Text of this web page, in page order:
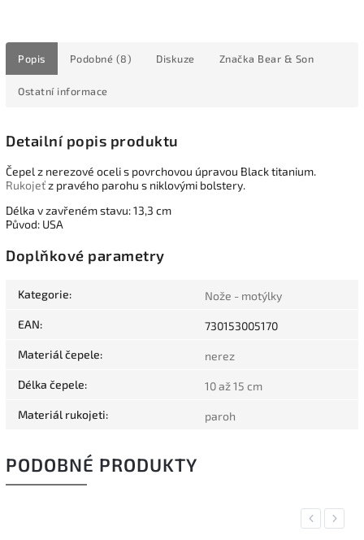
Popis Podobné (8) Diskuze Značka Bear & Son
Ostatní informace
Detailní popis produktu
Čepel z nerezové oceli s povrchovou úpravou Black titanium.
Rukojeťz pravého parohu s niklovými bolstery.
Délka v zavřeném stavu: 13,3 cm
Původ: USA
Doplňkové parametry
Kategorie: Nože - motýlky
EAN: 730153005170
Materiál čepele: nerez
Délka čepele: 10 až 15 cm
Materiál rukojeti: paroh
PODOBNÉ PRODUKTY
Previous
Next